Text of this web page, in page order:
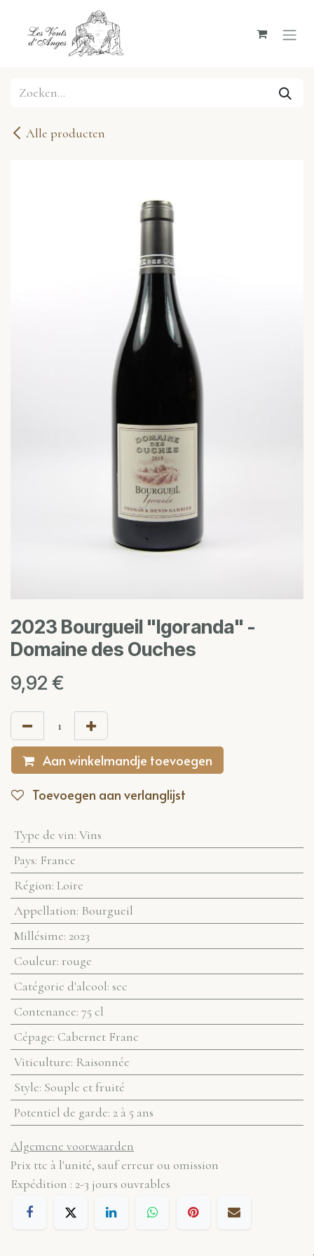
Overslaan naar inhoud
Alle producten
2023 Bourgueil "Igoranda" -
Domaine des Ouches
9,92 €
Aan winkelmandje toevoegen
Toevoegen aan verlanglijst
Type de vin: Vins
Pays: France
Région: Loire
Appellation: Bourgueil
Millésime: 2023
Couleur: rouge
Catégorie d'alcool: sec
Contenance: 75 cl
Cépage: Cabernet Franc
Viticulture: Raisonnée
Style: Souple et fruité
Potentiel de garde: 2 à 5 ans
Algemene voorwaarden
Prix ttc à l'unité, sauf erreur ou omission
Expédition : 2-3 jours ouvrables